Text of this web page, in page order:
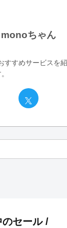
monoちゃん
すすめサービスを紹
セール /